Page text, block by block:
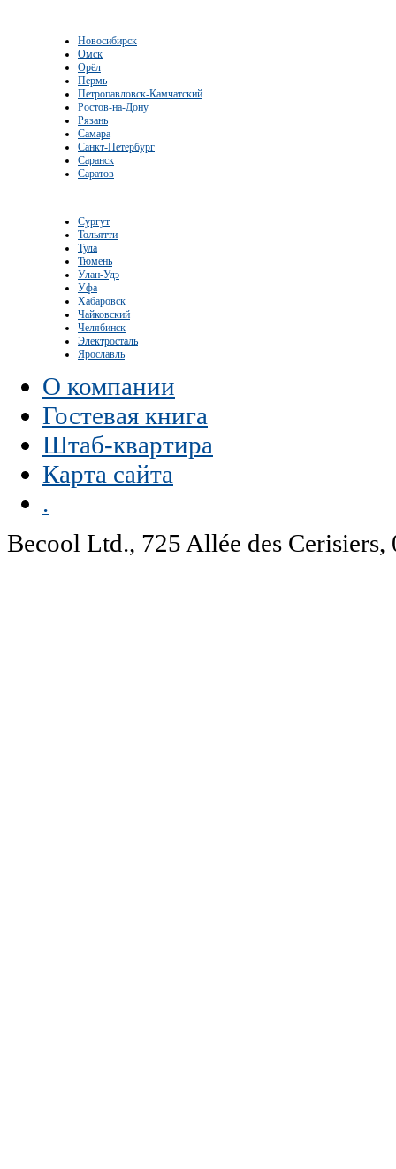
Новосибирск
Омск
Орёл
Пермь
Петропавловск-Камчатский
Ростов-на-Дону
Рязань
Самара
Санкт-Петербург
Саранск
Саратов
Сургут
Тольятти
Тула
Тюмень
Улан-Удэ
Уфа
Хабаровск
Чайковский
Челябинск
Электросталь
Ярославль
О компании
Гостевая книга
Штаб-квартира
Карта сайта
.
Becool Ltd., 725 Allée des